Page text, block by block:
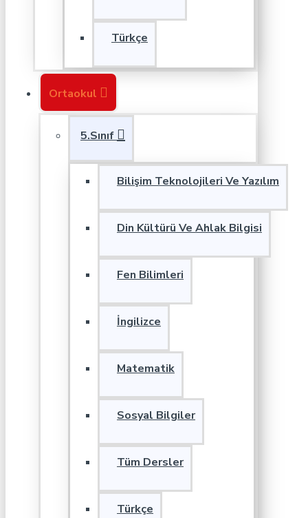
Türkçe
Ortaokul
5.Sınıf
Bilişim Teknolojileri Ve Yazılım
Din Kültürü Ve Ahlak Bilgisi
Fen Bilimleri
İngilizce
Matematik
Sosyal Bilgiler
Tüm Dersler
Türkçe